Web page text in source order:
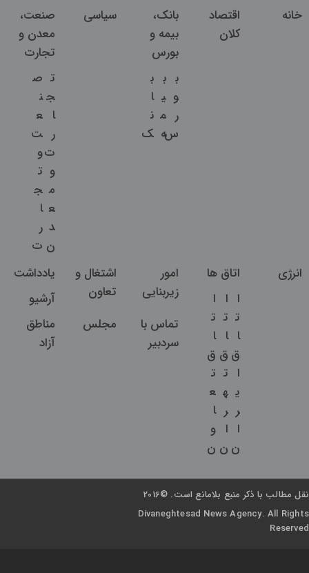
خانه
اقتصاد
کلان
بانک،
بیمه و
بورس
ب
و
ر
س
ب
ی
م
ه
ب
ا
ن
ک
سیاسی
صنعت،
معدن و
تجارت
ت
ج
ا
ر
ت
و
م
ع
د
ن
ص
ن
ع
ت
و
ت
ج
ا
ر
ت
انرژی
اتاق ها
ا
ت
ا
ق
ا
ی
ر
ا
ن
ا
ت
ا
ق
ت
ه
ر
ا
ن
ا
ت
ا
ق
ت
ع
ا
و
ن
امور
زیربنایی
اشتغال و
تعاون
یادداشت
آرشیو
تماس با
سردبیر
مجلس
مناطق
آزاد
نقل مطالب با ذکر منبع بلامانع است. ©2016
Divaneghtesad News Agency. All Rights
Reserved